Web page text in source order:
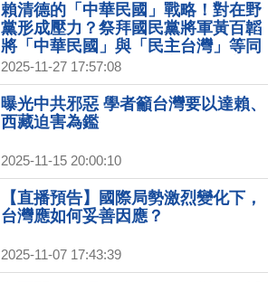
賴清德的「中華民國」戰略！對在野
黨形成壓力？祭拜國民黨將軍黃百韜
將「中華民國」與「民主台灣」等同
起來！高市早苗將台灣安全納入美日
戰略協作！｜矢板明夫｜新聞大破解
【2025年11月27日】
2025-11-27 17:57:08
曝光中共邪惡 學者籲台灣要以達賴、
西藏迫害為鑑
2025-11-15 20:00:10
【直播預告】國際局勢激烈變化下，
台灣應如何妥善因應？
2025-11-07 17:43:39